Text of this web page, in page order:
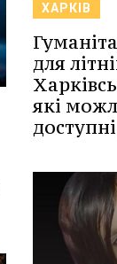
ХАРКІВ
для
які